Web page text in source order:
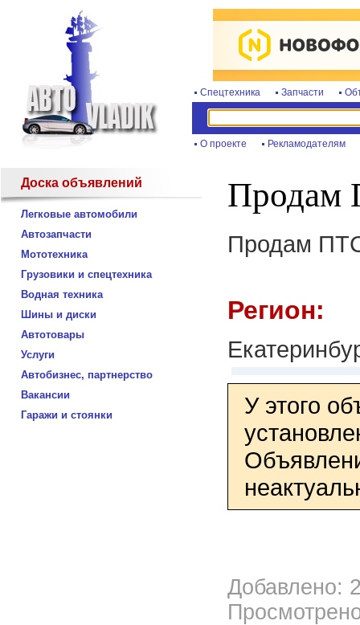
Спецтехника Запчасти
О проекте Рекламодателям
Доска объявлений
Легковые автомобили
Автозапчасти
Мототехника
Грузовики и спецтехника
Водная техника
Шины и диски
Автотовары
Услуги
Автобизнес, партнерство
Вакансии
Гаражи и стоянки
Продам
Продам
Регион:
У этого
Добавлено: